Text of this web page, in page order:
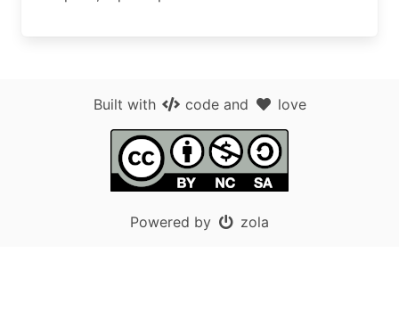
Built with codeand love
Powered by zola